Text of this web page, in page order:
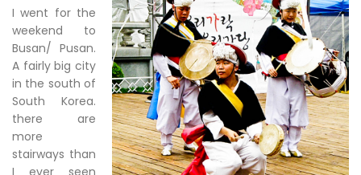
I went for the
weekend to
Busan/ Pusan.
A fairly big city
in the south of
South Korea.
there are
more
stairways than
I ever seen